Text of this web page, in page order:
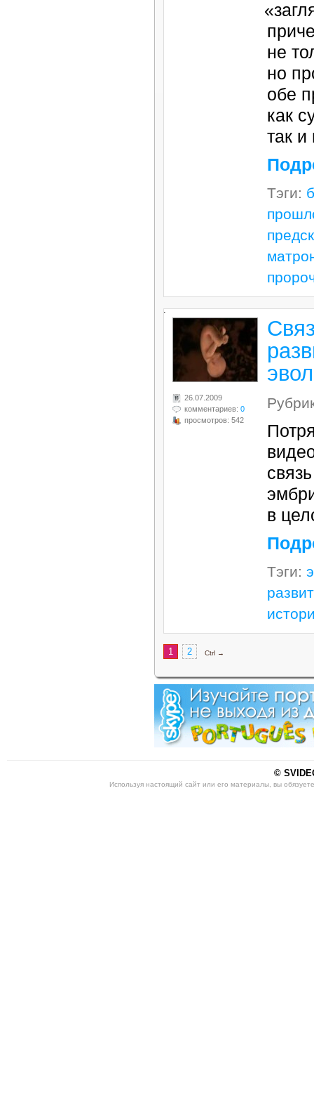
«
не
но
обе
как
так
Тэги:
.
26.07.2009
комментариев: 0
просмотров: 542
в
Тэги:
1 2 Ctrl →
©
Используя настоящий сайт или его материалы, вы